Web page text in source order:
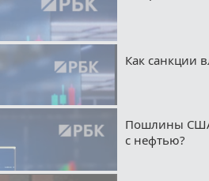
Как санкции
Пошлины США
с нефтью?